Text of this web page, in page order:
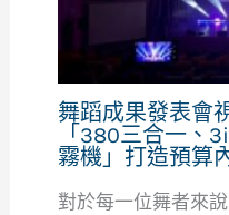
舞蹈成果發表會
「380三合一、
霧機」打造預算
對於每一位舞者來